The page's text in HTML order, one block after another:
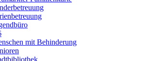
mit Behinderung